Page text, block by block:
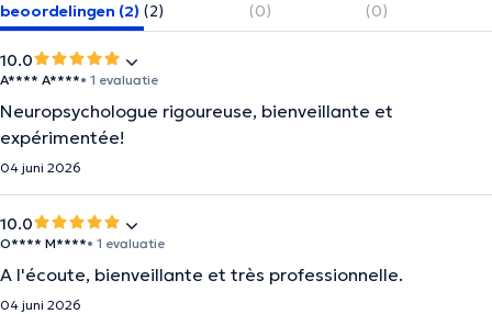
beoordelingen (2) (2)
(0)
(0)
10.0
A**** A****• 1 evaluatie
Neuropsychologue rigoureuse, bienveillante et
expérimentée!
04 juni 2026
10.0
O**** M****• 1 evaluatie
A l'écoute, bienveillante et très professionnelle.
04 juni 2026